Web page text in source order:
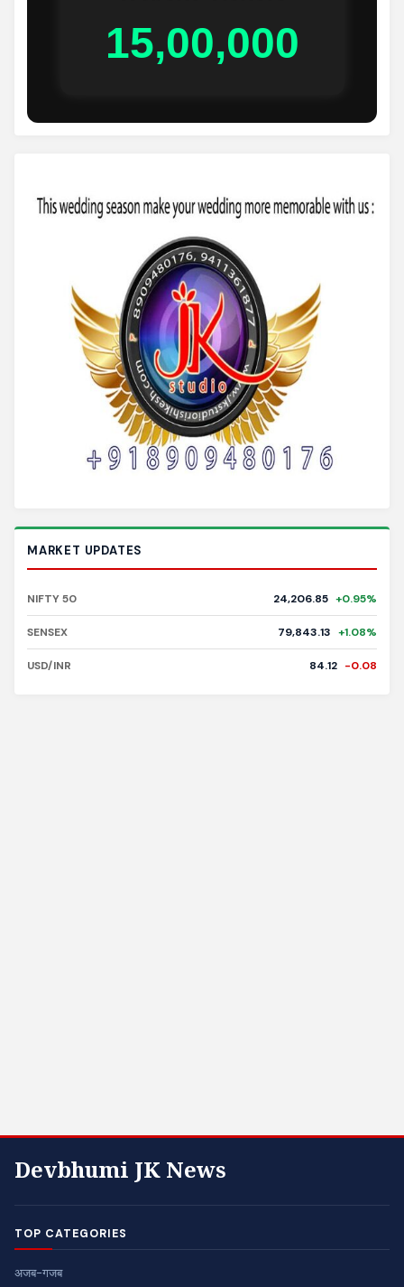
MARKET UPDATES
NIFTY 50 24,206.85 +0.95%
SENSEX 79,843.13 +1.08%
USD/INR 84.12 -0.08
Devbhumi JK News
TOP CATEGORIES
अजब-गजब